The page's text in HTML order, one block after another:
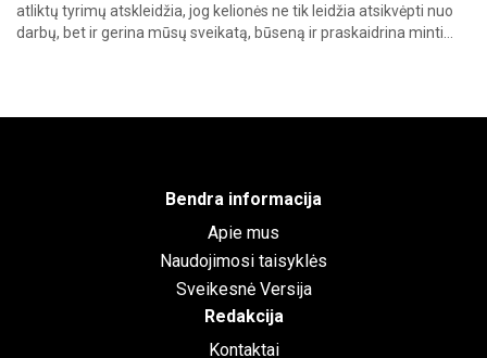
atliktų tyrimų atskleidžia, jog kelionės ne tik leidžia atsikvėpti nuo
darbų, betirgerina mūsų sveikatą, būseną irpraskaidrina minti…
Bendra informacija
Apie mus
Naudojimosi taisyklės
Sveikesnė Versija
Redakcija
Kontaktai